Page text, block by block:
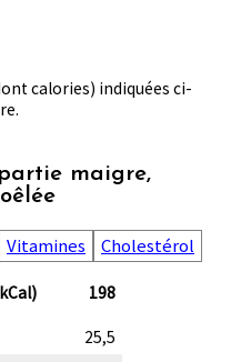
calories) indiquées ci-
maigre,
Vitamines Cholestérol
198
25,5